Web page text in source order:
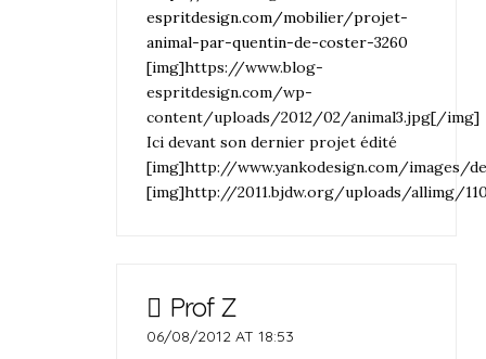
espritdesign.com/mobilier/projet-
animal-par-quentin-de-coster-3260
[img]https://www.blog-
espritdesign.com/wp-
content/uploads/2012/02/animal3.jpg[/img]
Ici devant son dernier projet édité
[img]http://www.yankodesign.com/images/
[img]http://2011.bjdw.org/uploads/allimg/
Prof Z
06/08/2012 AT 18:53